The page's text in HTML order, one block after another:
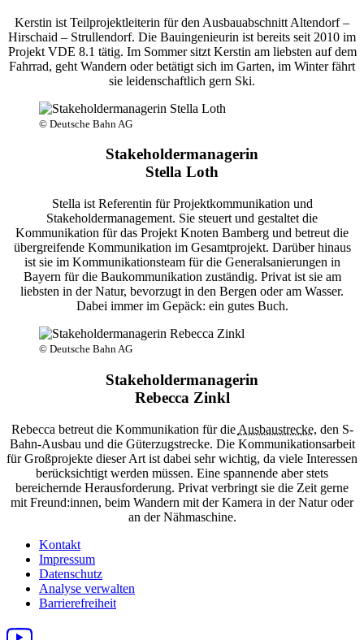
Kerstin ist Teilprojektleiterin für den Ausbauabschnitt Altendorf –
Hirschaid – Strullendorf. Die Bauingenieurin ist bereits seit 2010 im
Projekt VDE 8.1 tätig. Im Sommer sitzt Kerstin am liebsten auf dem
Fahrrad, geht Wandern oder betätigt sich im Garten, im Winter fährt
sie leidenschaftlich gern Ski.
© Deutsche Bahn AG
Stakeholdermanagerin
Stella Loth
Stella ist Referentin für Projektkommunikation und
Stakeholdermanagement. Sie steuert und gestaltet die
Kommunikation für das Projekt Knoten Bamberg und betreut die
übergreifende Kommunikation im Gesamtprojekt. Darüber hinaus
ist sie im Kommunikationsteam für die Generalsanierungen in
Bayern für die Baukommunikation zuständig. Privat ist sie am
liebsten in der Natur, bevorzugt in den Bergen oder am Wasser.
Dabei immer im Gepäck: ein gutes Buch.
© Deutsche Bahn AG
Stakeholdermanagerin
Rebecca Zinkl
Rebecca betreut die Kommunikation für die Ausbaustrecke, den S-
Bahn-Ausbau und die Güterzugstrecke. Die Kommunikationsarbeit
für Großprojekte dieser Art ist dabei sehr wichtig, da viele Interessen
berücksichtigt werden müssen. Eine spannende aber stets
bereichernde Herausforderung. Privat verbringt sie die Zeit gerne
mit Freund:innen, beim Wandern mit der Kamera in der Natur oder
an der Nähmaschine.
Kontakt
Impressum
Datenschutz
Analyse verwalten
Barrierefreiheit